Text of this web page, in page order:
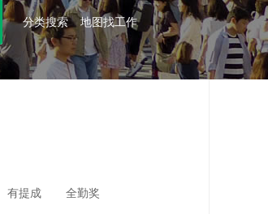
分类搜索 地图找工作
有提成 全勤奖